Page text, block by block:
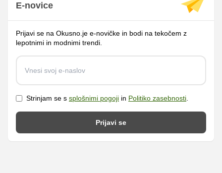
E-novice
Prijavi se na Okusno.je e-novičke in bodi na tekočem z
lepotnimi in modnimi trendi.
Strinjam se s splošnimi pogoji in Politiko zasebnosti.
Prijavi se